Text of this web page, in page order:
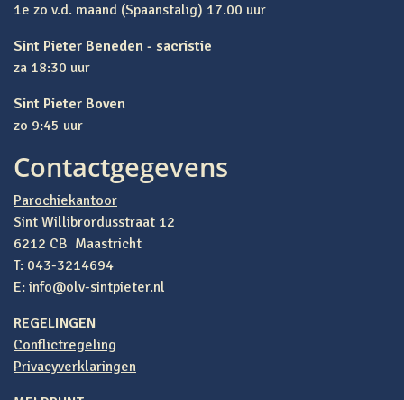
1e zo v.d. maand (Spaanstalig) 17.00 uur
Sint Pieter Beneden - sacristie
za 18:30 uur
Sint Pieter Boven
zo 9:45 uur
Contactgegevens
Parochiekantoor
Sint Willibrordusstraat 12
6212 CB Maastricht
T: 043-3214694
E: info@olv-sintpieter.nl
REGELINGEN
Conflictregeling
Privacyverklaringen